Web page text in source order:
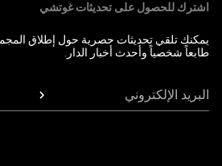
اشترك للحصول على تحديثات غوتشي
يمكنك تلقي تحديثات حصرية حول إطلاق
طابعاً شخصياً وأحدث أخبار الدار.
البريد الإلكتروني